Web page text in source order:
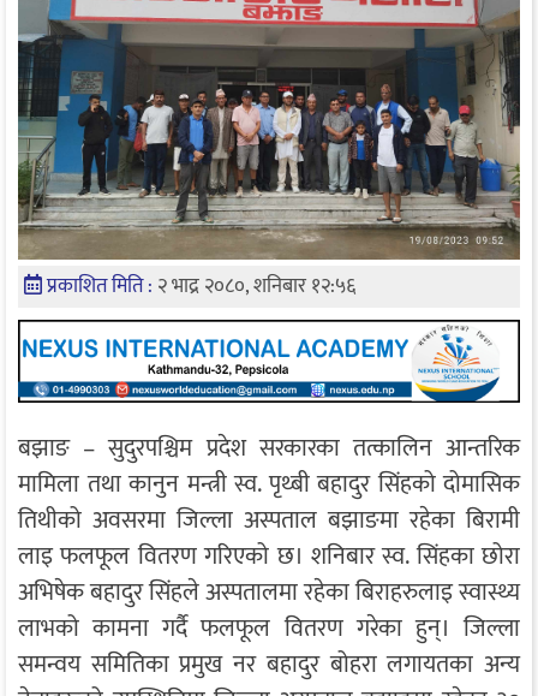
प्रकाशित मिति : २ भाद्र २०८०, शनिबार १२:५६
बझाङ – सुदुरपश्चिम प्रदेश सरकारका तत्कालिन आन्तरिक
मामिला तथा कानुन मन्त्री स्व. पृथ्बी बहादुर सिंहको दोमासिक
तिथीको अवसरमा जिल्ला अस्पताल बझाङमा रहेका बिरामी
लाइ फलफूल वितरण गरिएको छ। शनिबार स्व. सिंहका छोरा
अभिषेक बहादुर सिंहले अस्पतालमा रहेका बिराहरुलाइ स्वास्थ्य
लाभको कामना गर्दै फलफूल वितरण गरेका हुन्। जिल्ला
समन्वय समितिका प्रमुख नर बहादुर बोहरा लगायतका अन्य